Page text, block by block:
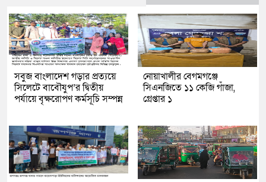
সবুজ বাংলাদেশ গড়ার প্রত্যয়ে
সিলেটে বাবৌযুপ’র দ্বিতীয়
পর্যায়ে বৃক্ষরোপণ কর্মসূচি সম্পন্ন
নোয়াখালীর বেগমগঞ্জে
সিএনজিতে ১১ কেজি গাঁজা,
গ্রেপ্তার ১